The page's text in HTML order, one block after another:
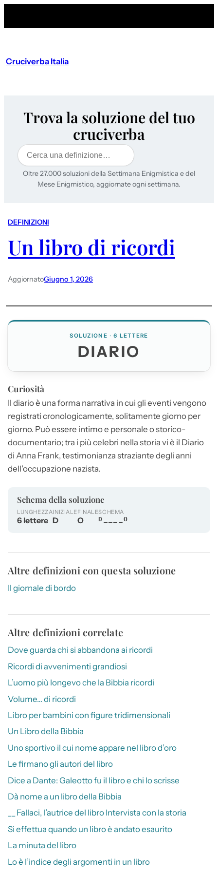
Cruciverba Italia
Trova la soluzione del tuo
cruciverba
Cerca
Oltre 27.000 soluzioni della Settimana Enigmistica e del
Mese Enigmistico, aggiornate ogni settimana.
DEFINIZIONI
Un libro di ricordi
AggiornatoGiugno 1, 2026
SOLUZIONE · 6 LETTERE
DIARIO
Curiosità
Il diarioè una forma narrativa in cui gli eventi vengono
registrati cronologicamente, solitamente giorno per
giorno. Può essere intimo e personale o storico-
documentario; tra i più celebri nella storia vi è il Diario
di Anna Frank, testimonianza straziante degli anni
dell'occupazione nazista.
Schema della soluzione
LUNGHEZZA
6 lettere
INIZIALE
D
FINALE
O
SCHEMA
D____O
Altre definizioni con questa soluzione
Il giornale di bordo
Altre definizioni correlate
Dove guarda chi si abbandona ai ricordi
Ricordi di avvenimenti grandiosi
L’uomo più longevo che la Bibbia ricordi
Volume… di ricordi
Libro per bambini con figure tridimensionali
Un Libro della Bibbia
Uno sportivo il cui nome appare nel libro d’oro
Le firmano gli autori del libro
Dice a Dante: Galeotto fu il libro e chi lo scrisse
Dà nome a un libro della Bibbia
__ Fallaci, l’autrice del libro Intervista con la storia
Si effettua quando un libro è andato esaurito
La minuta del libro
Lo è l’indice degli argomenti in un libro